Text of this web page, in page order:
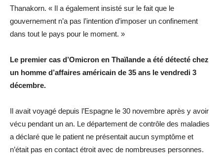
Thanakorn. « Il a également insisté sur le fait que le
gouvernement n’a pas l’intention d’imposer un confinement
dans tout le pays pour le moment. »
Le premier cas d’Omicron en Thaïlande a été détecté chez
un homme d’affaires américain de 35 ans le vendredi 3
décembre.
Il avait voyagé depuis l’Espagne le 30 novembre après y avoir
vécu pendant un an. Le département de contrôle des maladies
a déclaré que le patient ne présentait aucun symptôme et
n’était pas en contact étroit avec de nombreuses personnes.